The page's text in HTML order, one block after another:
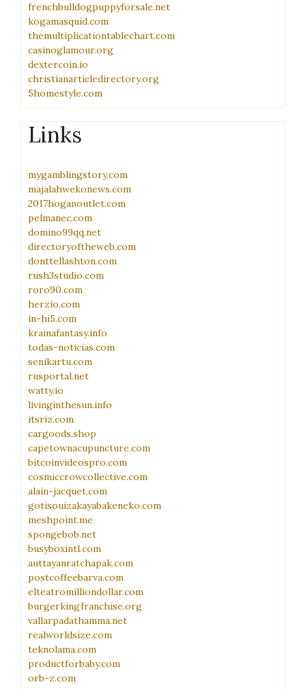
frenchbulldogpuppyforsale.net
kogamasquid.com
themultiplicationtablechart.com
casinoglamour.org
dextercoin.io
christianarticledirectory.org
5homestyle.com
Links
mygamblingstory.com
majalahwekonews.com
2017hoganoutlet.com
pelmanec.com
domino99qq.net
directoryoftheweb.com
donttellashton.com
rush3studio.com
roro90.com
herzio.com
in-hi5.com
krainafantasy.info
todas-noticias.com
senikartu.com
rusportal.net
watty.io
livinginthesun.info
itsriz.com
cargoods.shop
capetownacupuncture.com
bitcoinvideospro.com
cosmiccrowcollective.com
alain-jacquet.com
gotisouizakayabakeneko.com
meshpoint.me
spongebob.net
busyboxintl.com
auttayanratchapak.com
postcoffeebarva.com
elteatromilliondollar.com
burgerkingfranchise.org
vallarpadathamma.net
realworldsize.com
teknolama.com
productforbaby.com
orb-z.com